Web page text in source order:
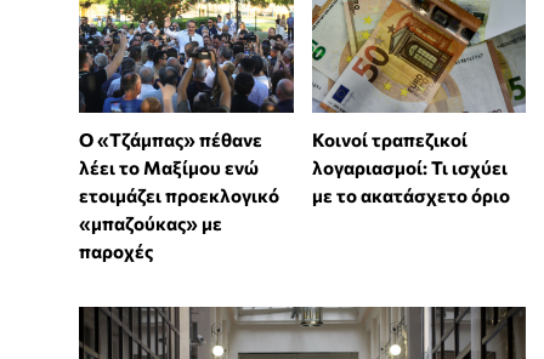
Ο «Τζάμπας» πέθανε
λέει το Μαξίμου ενώ
ετοιμάζει προεκλογικό
«μπαζούκας» με
παροχές
Κοινοί τραπεζικοί
λογαριασμοί: Τι ισχύει
με το ακατάσχετο όριο